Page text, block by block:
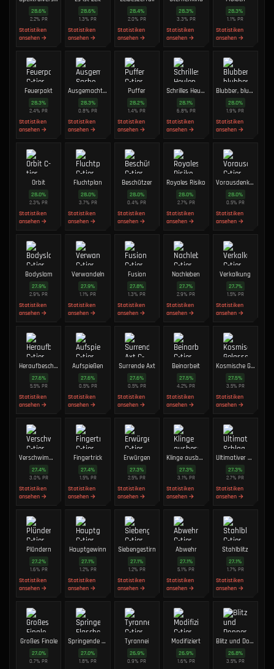
28.6%
2.2% PR
Statistiken
ansehen →
28.6%
1.3%PR
Statistiken
ansehen →
28.4%
2.0% PR
Statistiken
ansehen →
28.3%
3.3% PR
Statistiken
ansehen →
28.3%
1.1%PR
Statistiken
ansehen →
Feuerpakt
28.3%
2.4%PR
Statistiken
ansehen →
Ausgemachte Sache
28.3%
0.8%PR
Statistiken
ansehen →
Puffer
28.2%
1.4%PR
Statistiken
ansehen →
Schrilles Heulen
28.1%
6.8% PR
Statistiken
ansehen →
Blubber, blubber
28.0%
1.9%PR
Statistiken
ansehen →
Orbit
28.0%
2.3%PR
Statistiken
ansehen →
Fluchtplan
28.0%
3.7% PR
Statistiken
ansehen →
Beschützer
28.0%
0.4%PR
Statistiken
ansehen →
Royales Risiko
28.0%
2.7% PR
Statistiken
ansehen →
Vorausdenken
28.0%
0.5% PR
Statistiken
ansehen →
Bodyslam
27.9%
2.9%PR
Statistiken
ansehen →
Verwandeln
27.9%
1.1%PR
Statistiken
ansehen →
Fusion
27.8%
1.3%PR
Statistiken
ansehen →
Nachleben
27.7%
2.9%PR
Statistiken
ansehen →
Verkalkung
27.7%
1.5% PR
Statistiken
ansehen →
Heraufbeschwören
27.6%
5.5% PR
Statistiken
ansehen →
Aufspießen
27.6%
0.5% PR
Statistiken
ansehen →
Surrende Axt
27.6%
0.5% PR
Statistiken
ansehen →
Beinarbeit
27.5%
4.2%PR
Statistiken
ansehen →
Kosmische Gelassenheit
27.5%
3.5% PR
Statistiken
ansehen →
Verschwimmen
27.4%
3.0% PR
Statistiken
ansehen →
Fingertrick
27.4%
1.5% PR
Statistiken
ansehen →
Erwürgen
27.3%
2.5%PR
Statistiken
ansehen →
Klinge ausbessern
27.3%
3.1% PR
Statistiken
ansehen →
Ultimativer Schlag
27.3%
2.7%PR
Statistiken
ansehen →
Plündern
27.2%
1.6% PR
Statistiken
ansehen →
Hauptgewinn
27.1%
1.2% PR
Statistiken
ansehen →
Siebengestirn
27.1%
1.2% PR
Statistiken
ansehen →
Abwehr
27.1%
5.1%PR
Statistiken
ansehen →
Stahlblitz
27.1%
1.7% PR
Statistiken
ansehen →
Großes Finale
27.0%
0.7%PR
Springende Flasche
27.0%
1.8%PR
Tyrannei
26.9%
0.9%PR
Modifiziert
26.9%
1.6% PR
Blitz und Donner
26.8%
3.5% PR